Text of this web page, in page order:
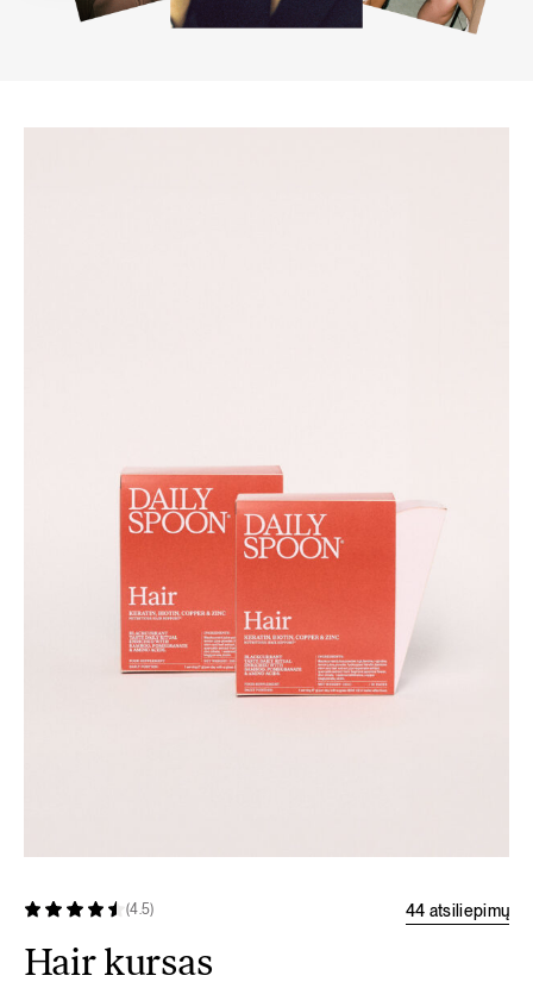
(4.5) 44 atsiliepimų
Hair kursas